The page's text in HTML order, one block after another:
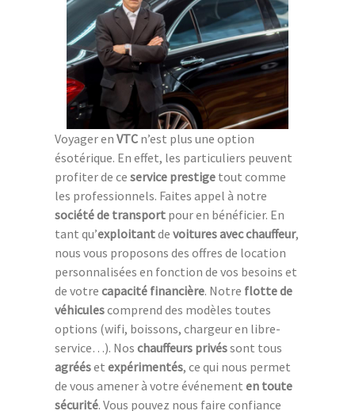
Voyager en VTC n’est plus une option
ésotérique. En effet, les particuliers peuvent
profiter de ce service prestige tout comme
les professionnels. Faites appel à notre
société de transport pour en bénéficier. En
tant qu’exploitantde voitures avec chauffeur,
nous vous proposons des offres de location
personnalisées en fonction de vos besoins et
de votre capacité financière. Notre flotte de
véhiculescomprend des modèles toutes
options (wifi, boissons, chargeur en libre-
service…). Nos chauffeurs privéssont tous
agrééset expérimentés, ce qui nous permet
de vous amener à votre événement en toute
sécurité. Vous pouvez nous faire confiance